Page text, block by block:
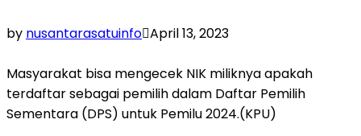
by nusantarasatuinfo April 13, 2023
Masyarakat bisa mengecek NIK miliknya apakah
terdaftar sebagai pemilih dalam Daftar Pemilih
Sementara (DPS) untuk Pemilu 2024.(KPU)